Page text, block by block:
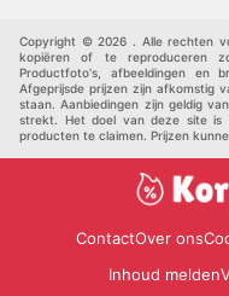
Copyright © 2026 . Alle rechten
kopiëren of te reproduceren
Productfoto's, afbeeldingen en
Afgeprijsde prijzen zijn afkomstig
staan. Aanbiedingen zijn geldig
strekt. Het doel van deze site is
producten te claimen. Prijzen
ContactOver ons
Inhoud melden